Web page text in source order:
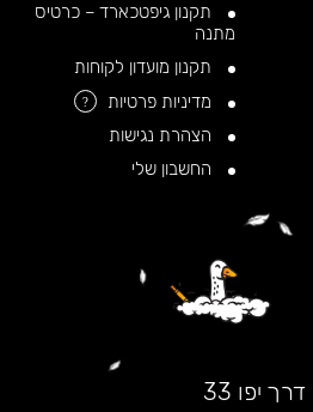
תקנון גיפטכארד – כרטיס
מתנה
תקנון מועדון לקוחות
מדיניות פרטיות
?
הצהרת נגישות
החשבון שלי
דרך יפו 33